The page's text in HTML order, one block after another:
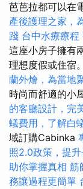
芭芭拉都可以在
產後護理之家，
踐 台中水療療程
這座小房子擁有
理想度假或住宿。
蘭外燴，為當地
時尚而舒適的小
的客廳設計，完
蟻費用，了解白
域訂購Cabinka
照2.0政策，提
助你掌握真相 筋
務讓過程更簡單